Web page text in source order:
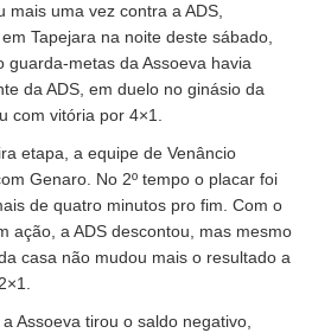
mais uma vez contra a ADS,
Tapejara na noite deste sábado,
guarda-metas da Assoeva havia
da ADS, em duelo no ginásio da
com vitória por 4×1.
etapa, a equipe de Venâncio
Genaro. No 2º tempo o placar foi
de quatro minutos pro fim. Com o
ação, a ADS descontou, mas mesmo
casa não mudou mais o resultado a
Assoeva tirou o saldo negativo,